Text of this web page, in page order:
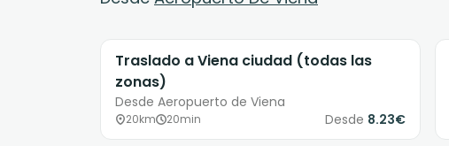
Traslado a Viena ciudad (todas las
zonas)
Desde Aeropuerto de Viena
20km 20min Desde 8.23€